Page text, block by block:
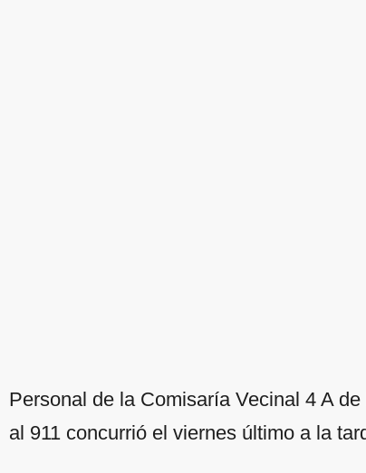
Personal de la Comisaría Vecinal 4 A
al 911 concurrió el viernes último a la